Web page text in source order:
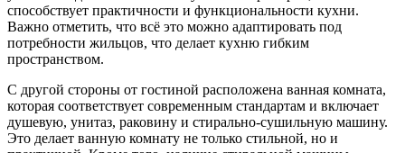
способствует практичности и функциональности кухни.
Важно отметить, что всё это можно адаптировать под
потребности жильцов, что делает кухню гибким
пространством.
С другой стороны от гостиной расположена ванная комната,
которая соответствует современным стандартам и включает
душевую, унитаз, раковину и стирально-сушильную машину.
Это делает ванную комнату не только стильной, но и